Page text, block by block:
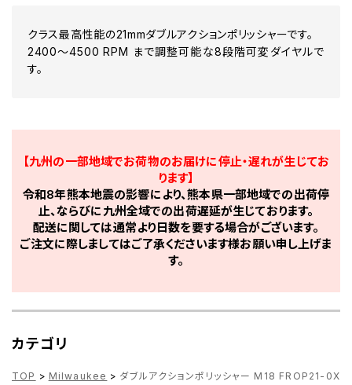
クラス最高性能の21mmダブルアクションポリッシャーです。
2400～4500 RPM まで調整可能な8段階可変ダイヤルで
す。
【九州の一部地域でお荷物のお届けに停止・遅れが生じてお
ります】
令和8年熊本地震の影響により、熊本県一部地域での出荷停
止、ならびに九州全域での出荷遅延が生じております。
配送に関しては通常より日数を要する場合がございます。
ご注文に際しましてはご了承くださいます様お願い申し上げま
す。
カテゴリ
TOP > Milwaukee > ダブルアクションポリッシャー M18 FROP21-